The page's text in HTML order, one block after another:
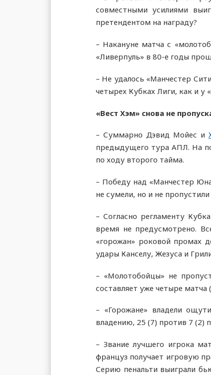
совместными усилиями
претендентом на награду?
– Накануне матча с
«Ливерпуль» в 80-е годы
– Не удалось «Манчестер
четырех Кубках Лиги, как и у
«Вест Хэм» снова не
– Суммарно Дэвид Мойес и
предыдущего тура АПЛ. На
по ходу второго тайма.
– Победу над «Манчестер
не сумели, но и не
– Согласно регламенту
время не предусмотрено.
«горожан» роковой промах
удары Канселу, Жезуса и
– «Молотобойцы» не
составляет уже четыре матча
– «Горожане» владели
владению, 25 (7) против 7 (2)
– Звание лучшего игрока
француз получает игровую
Серию пенальти выиграли